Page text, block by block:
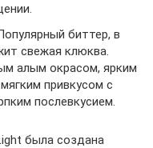
биттер, в
свежая клюква.
алым окрасом, ярким
привкусом с
послевкусием.
была создана